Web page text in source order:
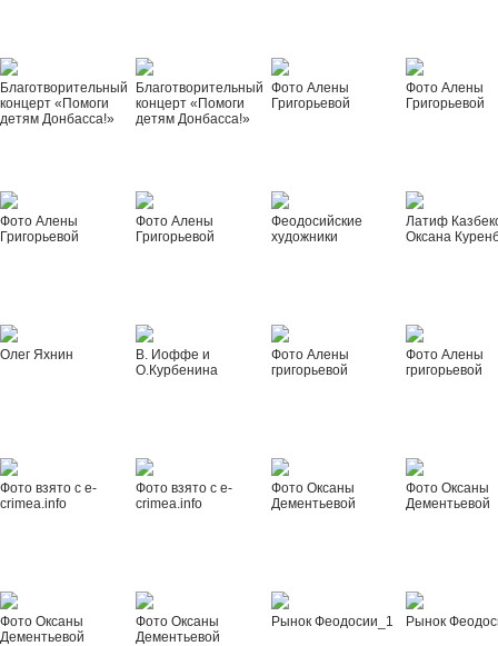
Благотворительный
концерт «Помоги
детям Донбасса!»
Благотворительный
концерт «Помоги
детям Донбасса!»
Фото Алены
Григорьевой
Фото Алены
Григорьевой
Фото Алены
Григорьевой
Фото Алены
Григорьевой
Феодосийские
художники
Латиф
Оксана
Олег Яхнин
В. Иоффе и
О.Курбенина
Фото Алены
григорьевой
Фото Алены
григорьевой
Фото взято с e-
crimea.info
Фото взято с e-
crimea.info
Фото Оксаны
Дементьевой
Фото Оксаны
Дементьевой
Фото Оксаны
Дементьевой
Фото Оксаны
Дементьевой
Рынок Феодосии_1 Рынок